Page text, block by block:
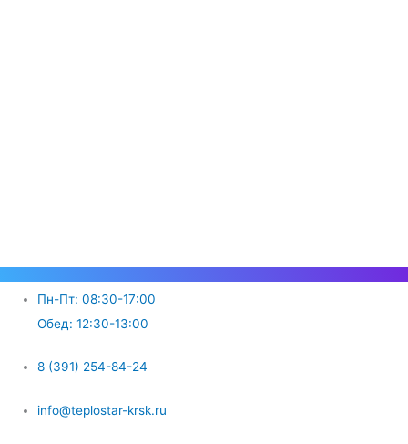
Пн-Пт: 08:30-17:00
Обед: 12:30-13:00
8 (391) 254-84-24
info@teplostar-krsk.ru